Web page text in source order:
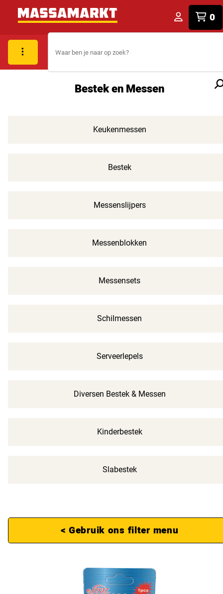
0
Bestek en Messen
Keukenmessen
Bestek
Messenslijpers
Messenblokken
Messensets
Schilmessen
Serveerlepels
Diversen Bestek & Messen
Kinderbestek
Slabestek
< Gebruik ons filter menu